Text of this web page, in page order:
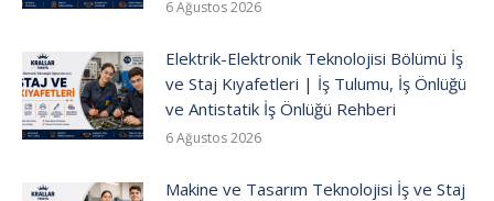
6 Ağustos 2026
Elektrik-Elektronik Teknolojisi Bölümü İş
ve Staj Kıyafetleri | İş Tulumu, İş Önlüğü
ve Antistatik İş Önlüğü Rehberi
6 Ağustos 2026
Makine ve Tasarım Teknolojisi İş ve Staj